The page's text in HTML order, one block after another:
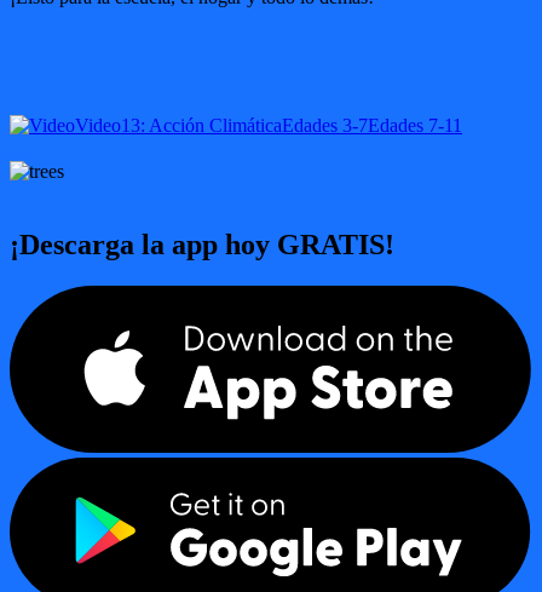
Video13: Acción ClimáticaEdades 3-7Edades 7-11
¡Descarga la app hoy GRATIS!